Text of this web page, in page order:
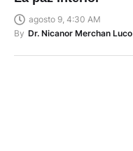
agosto 9, 4:30 AM
By Dr. Nicanor Merchan Luco